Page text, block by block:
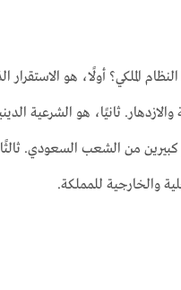
الملكي؟ أولًا، هو
ثانيًا، هو الشرعية
من الشعب السعودي.
والخارجية للمملكة.